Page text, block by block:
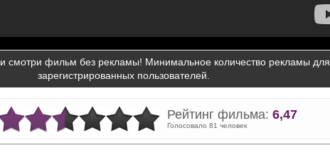
и смотри фильм без рекламы! Минимальное количество рекламы для
зарегистрированных пользователей.
Рейтинг фильма: 6,47
Голосовало 81 человек